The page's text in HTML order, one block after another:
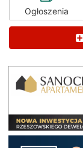
Ogłoszenia